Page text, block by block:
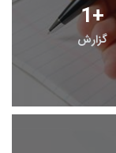
1+
گزارش